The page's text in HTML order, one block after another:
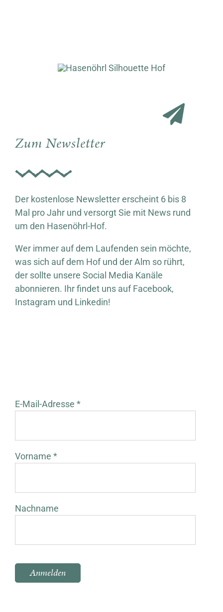
Zum Newsletter
Der kostenlose Newsletter erscheint 6 bis 8
Mal pro Jahr und versorgt Sie mit News rund
um den Hasenöhrl-Hof.
Wer immer auf dem Laufenden sein möchte,
was sich auf dem Hof und der Alm so rührt,
der sollte unsere Social Media Kanäle
abonnieren. Ihr findet uns auf Facebook,
Instagram und Linkedin!
E-Mail-Adresse *
Vorname *
Nachname
Bitte lasse dieses Feld leer.